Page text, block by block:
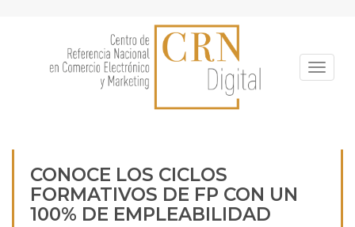
CONOCE LOS CICLOS
FORMATIVOS DE FP CON UN
100% DE EMPLEABILIDAD